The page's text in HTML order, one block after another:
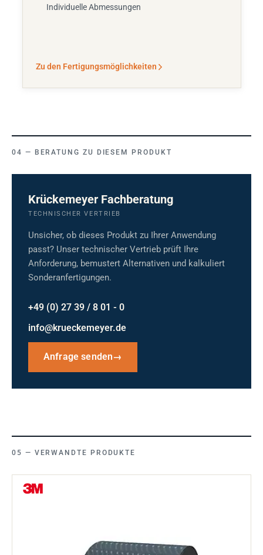
Individuelle Abmessungen
Zu den Fertigungsmöglichkeiten
BERATUNG ZU DIESEM PRODUKT
Krückemeyer Fachberatung
TECHNISCHER VERTRIEB
Unsicher, ob dieses Produkt zu Ihrer Anwendung
passt? Unser technischer Vertrieb prüft Ihre
Anforderung, bemustert Alternativen und kalkuliert
Sonderanfertigungen.
+49 (0) 27 39 / 8 01 - 0
info@krueckemeyer.de
Anfrage senden→
VERWANDTE PRODUKTE